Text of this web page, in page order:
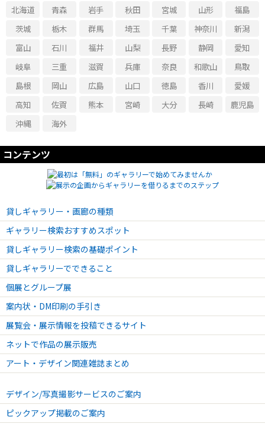
北海道 青森 岩手 秋田 宮城 山形
福島
茨城
栃木 群馬 埼玉 千葉 神奈川
新潟
富山
石川 福井 山梨 長野 静岡
愛知
岐阜
三重 滋賀 兵庫 奈良 和歌山
鳥取
島根
岡山 広島 山口 徳島 香川
愛媛
高知
佐賀 熊本 宮崎 大分 長崎
鹿児島
沖縄
海外
コンテンツ
貸しギャラリー・画廊の種類
ギャラリー検索おすすめスポット
貸しギャラリー検索の基礎ポイント
貸しギャラリーでできること
個展とグループ展
案内状・DM印刷の手引き
展覧会・展示情報を投稿できるサイト
ネットで作品の展示販売
アート・デザイン関連雑誌まとめ
デザイン/写真撮影サービスのご案内
ピックアップ掲載のご案内